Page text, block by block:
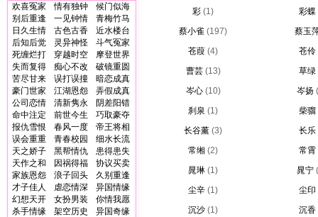
欢喜冤家 情有独钟
候门似海
别后重逢
一见钟情
青梅竹马
日久生情
古色古香
近水楼台
后知后觉
灵异神怪
斗气冤家
死缠烂打
穿越时空
摩登世界
失而复得
痴心不改
破镜重圆
苦尽甘来
误打误撞
暗恋成真
豪门世家
江湖恩怨
弄假成真
公司恋情
清新隽永
阴差阳错
命中注定
前世今生
巧取豪夺
报仇雪恨
春风一度
帝王将相
误会重重
青春校园
细水长流
天之娇子
黑帮情仇
患得患失
天作之和
因祸得福
协议买卖
家族恩怨
浪子回头
久别重逢
才子佳人
虐恋情深
异国情缘
幻想天开
女扮男装
你情我愿
杀手情缘
架空历史
异国奇缘
彩 (1)
彩蝶
蔡小雀 (197)
蔡玉
苍葭 (4)
苍伶
曹芸 (13)
草绿
岑心 (10) 岑扬
刹泉 (1)
柴骝
长谷薰 (3)
长乐
常缃 (2)
常霄
晁琳 (1) 晁宁
尘辛 (1)
尘印
沉沙 (1)
沉香